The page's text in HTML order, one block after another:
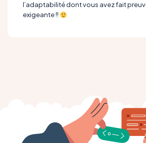
l’adaptabilité dont vous avez fait
exigeante !!